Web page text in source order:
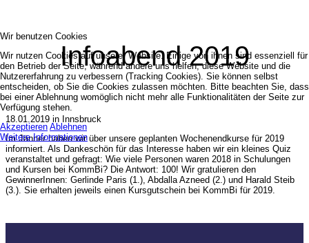
Wir benutzen Cookies
Wir nutzen Cookies auf unserer Website. Einige von ihnen sind essenziell für
den Betrieb der Seite, während andere uns helfen, diese Website und die
Nutzererfahrung zu verbessern (Tracking Cookies). Sie können selbst
entscheiden, ob Sie die Cookies zulassen möchten. Bitte beachten Sie, dass
bei einer Ablehnung womöglich nicht mehr alle Funktionalitäten der Seite zur
Verfügung stehen.
Akzeptieren Ablehnen
Weitere Informationen
Infoabend 2019
18.01.2019 in Innsbruck
Im Jänner haben wir über unsere geplanten Wochenendkurse für 2019
informiert. Als Dankeschön für das Interesse haben wir ein kleines Quiz
veranstaltet und gefragt: Wie viele Personen waren 2018 in Schulungen
und Kursen bei KommBi? Die Antwort: 100! Wir gratulieren den
GewinnerInnen: Gerlinde Paris (1.), Abdalla Azneed (2.) und Harald Steib
(3.). Sie erhalten jeweils einen Kursgutschein bei KommBi für 2019.